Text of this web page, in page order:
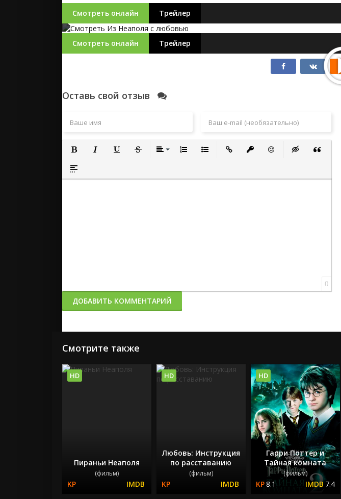
Смотреть онлайн Трейлер
Смотреть онлайн Трейлер
Оставь свой отзыв
Полужирный
Вставка спойлера
0
ДОБАВИТЬ КОММЕНТАРИЙ
Смотрите также
Пираньи Неаполя
(фильм)
HD
Любовь: Инструкция
по расставанию
(фильм)
HD
Гарри Поттер и
Тайная комната
(фильм)
8.1 7.4
HD